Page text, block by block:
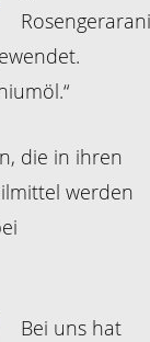
Rosengerarani
die in ihren
werden
Bei uns hat